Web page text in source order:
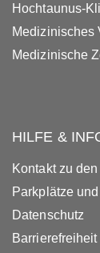
Hochtaunus-
Medizinisches
Medizinische
HILFE &
Kontakt zu
Parkplätze
Datenschutz
Barrierefreiheit